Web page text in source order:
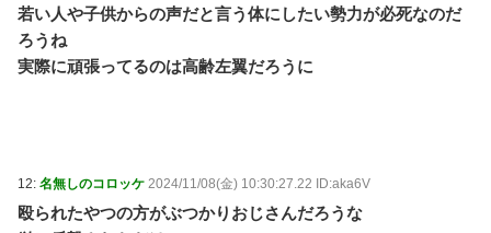
若い人や子供からの声だと言う体にしたい勢力が必死なのだ
ろうね
実際に頑張ってるのは高齢左翼だろうに
12: 名無しのコロッケ 2024/11/08(金) 10:30:27.22 ID:aka6V
殴られたやつの方がぶつかりおじさんだろうな